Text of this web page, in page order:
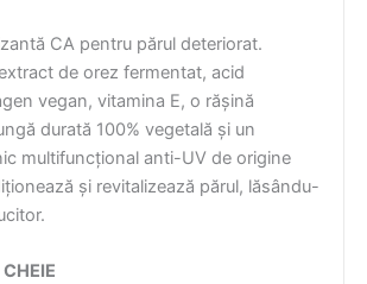
CA pentru părul deteriorat.
de orez fermentat, acid
vegan, vitamina E, o rășină
durată 100% vegetală și un
multifuncțional anti-UV de origine
și revitalizează părul, lăsându-